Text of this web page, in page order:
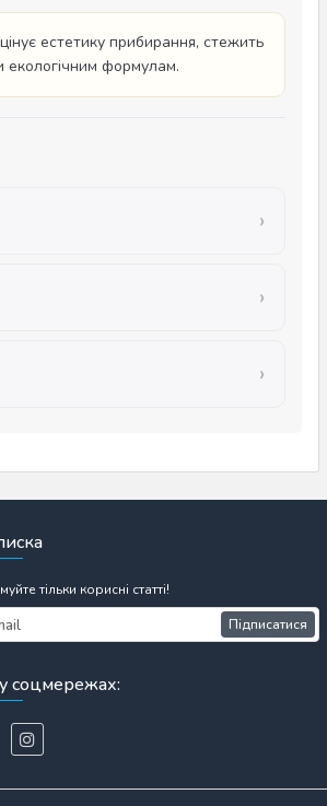
естетику прибирання, стежить
екологічним формулам.
тільки корисні статті!
Підписатися
соцмережах: